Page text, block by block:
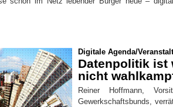
Digitale Agenda/
Datenpolitik ist
nicht
Reiner Hoffmann,
Gewerkschaftsbunds,